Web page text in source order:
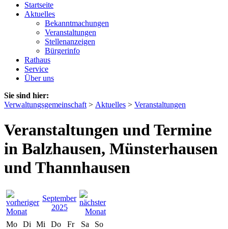
Startseite
Aktuelles
Bekanntmachungen
Veranstaltungen
Stellenanzeigen
Bürgerinfo
Rathaus
Service
Über uns
Sie sind hier:
Verwaltungsgemeinschaft > Aktuelles > Veranstaltungen
Veranstaltungen und Termine
in Balzhausen, Münsterhausen
und Thannhausen
September
2025
Mo
Di Mi Do Fr Sa
So